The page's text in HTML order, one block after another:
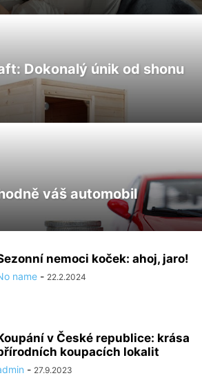
Dokonalý únik od shonu
váš automobil
nemoci koček: ahoj, jaro!
name - 22.2.2024
v České republice: krása
koupacích lokalit
- 27.9.2023